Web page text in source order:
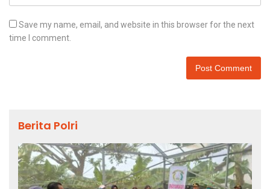
Save my name, email, and website in this browser for the next
time I comment.
Berita Polri